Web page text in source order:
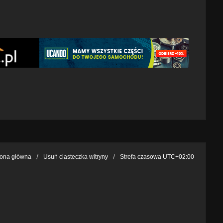
główna Usuń ciasteczka witryny Strefa czasowa UTC+02:00